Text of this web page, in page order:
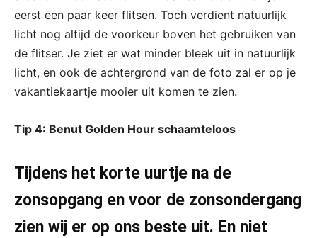
eerst een paar keer flitsen. Toch verdient natuurlijk
licht nog altijd de voorkeur boven het gebruiken van
de flitser. Je ziet er wat minder bleek uit in natuurlijk
licht, en ook de achtergrond van de foto zal er op je
vakantiekaartje mooier uit komen te zien.
Tip 4: Benut Golden Hour schaamteloos
Tijdens het korte uurtje na de
zonsopgang en voor de zonsondergang
zien wij er op ons beste uit. En niet